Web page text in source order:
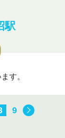
駅
す。
9